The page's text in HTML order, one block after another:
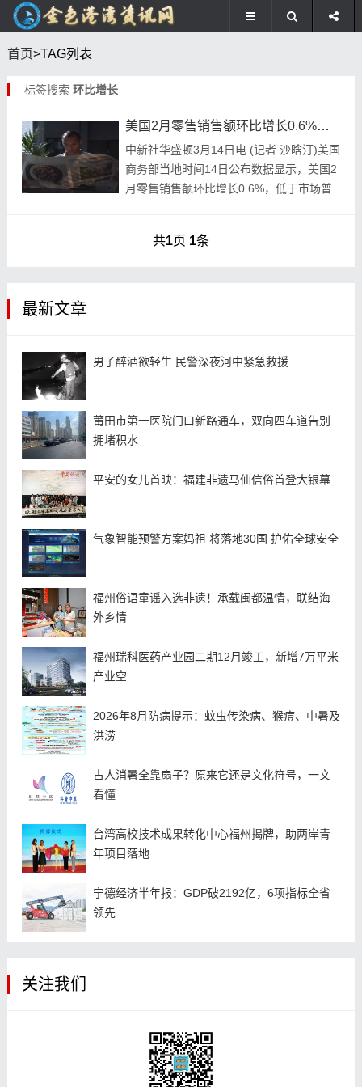
首页>TAG列表
标签搜索 环比增长
美国2月零售销售额环比增长0.6%低于市场普遍预期
中新社华盛顿3月14日电 (记者 沙晗汀)美国
商务部当地时间14日公布数据显示，美国2
月零售销售额环比增长0.6%，低于市场普
共1页 1条
最新文章
男子醉酒欲轻生 民警深夜河中紧急救援
莆田市第一医院门口新路通车，双向四车道告别
拥堵积水
平安的女儿首映：福建非遗马仙信俗首登大银幕
气象智能预警方案妈祖 将落地30国 护佑全球安全
福州俗语童谣入选非遗！承载闽都温情，联结海
外乡情
福州瑞科医药产业园二期12月竣工，新增7万平米
产业空
2026年8月防病提示：蚊虫传染病、猴痘、中暑及
洪涝
古人消暑全靠扇子？原来它还是文化符号，一文
看懂
台湾高校技术成果转化中心福州揭牌，助两岸青
年项目落地
宁德经济半年报：GDP破2192亿，6项指标全省
领先
关注我们